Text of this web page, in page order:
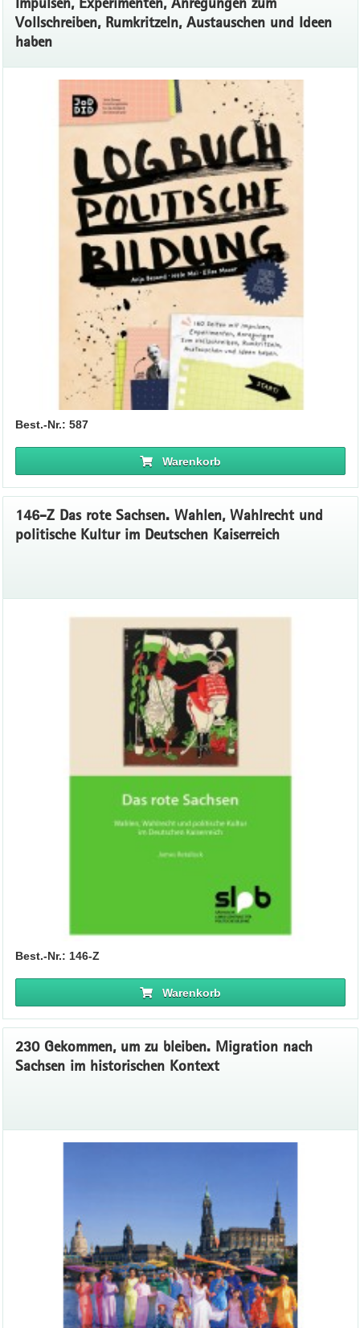
Vollschreiben, Rumkritzeln, Austauschen und Ideen
haben
Best.-Nr.: 587
Warenkorb
146-Z Das rote Sachsen. Wahlen, Wahlrecht und
politische Kultur im Deutschen Kaiserreich
Best.-Nr.: 146-Z
Warenkorb
230 Gekommen, um zu bleiben. Migration nach
Sachsen im historischen Kontext